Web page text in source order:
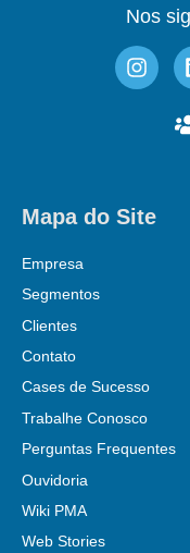
Nos
Mapa do Site
Empresa
Segmentos
Clientes
Contato
Cases de Sucesso
Trabalhe Conosco
Perguntas Frequentes
Ouvidoria
Wiki PMA
Web Stories